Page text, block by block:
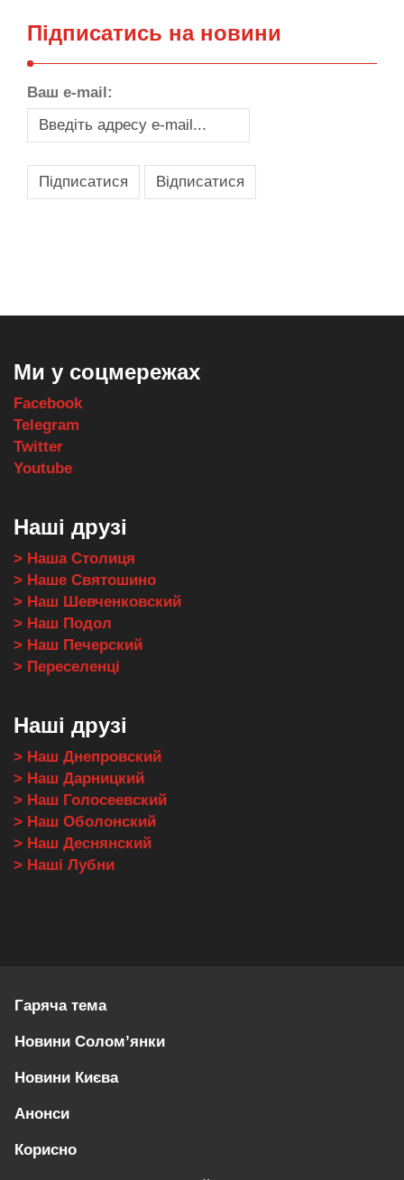
Підписатись на новини
Ваш e-mail:
Ми у соцмережах
Facebook
Telegram
Twitter
Youtube
Наші друзі
> Наша Столиця
> Наше Святошино
> Наш Шевченковский
> Наш Подол
> Наш Печерский
> Переселенці
Наші друзі
> Наш Днепровский
> Наш Дарницкий
> Наш Голосеевский
> Наш Оболонский
> Наш Деснянский
> Наші Лубни
Гаряча тема
Новини Солом’янки
Новини Києва
Анонси
Корисно